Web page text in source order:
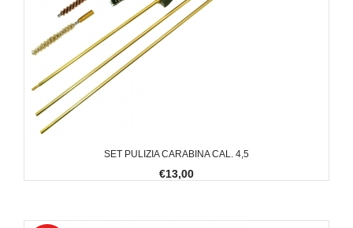
SET PULIZIA CARABINA CAL. 4,5
€13,00